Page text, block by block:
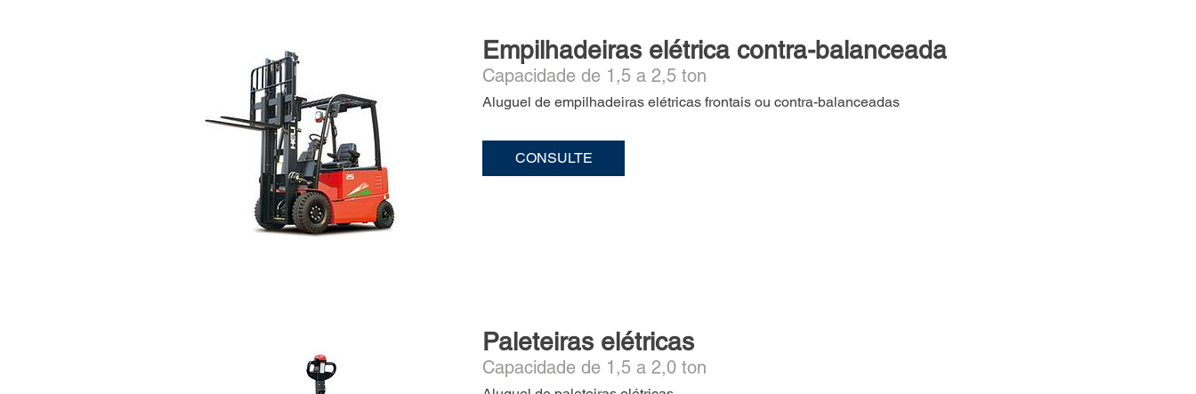
Empilhadeiras elétrica contra-balanceada
Capacidade de 1,5 a 2,5 ton
Aluguel de empilhadeiras elétricas frontais ou contra-balanceadas
CONSULTE
Paleteiras elétricas
Capacidade de 1,5 a 2,0 ton